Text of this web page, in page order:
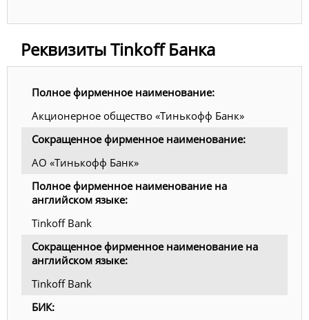
Реквизиты Tinkoff Банка
Полное фирменное наименование:
Акционерное общество «Тинькофф Банк»
Сокращенное фирменное наименование:
АО «Тинькофф Банк»
Полное фирменное наименование на
английском языке:
Tinkoff Bank
Сокращенное фирменное наименование на
английском языке:
Tinkoff Bank
БИК: